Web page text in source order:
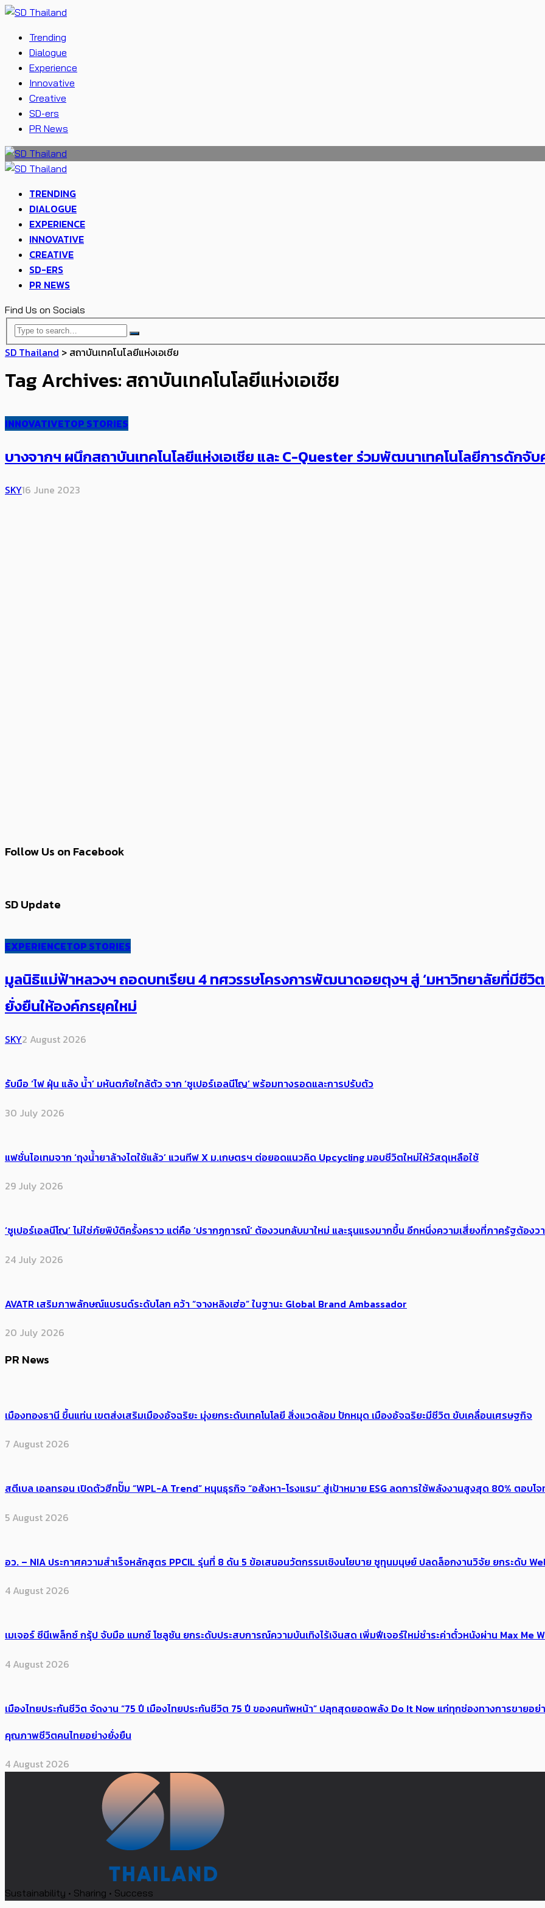
Trending
Dialogue
Experience
Innovative
Creative
SD-ers
PR News
TRENDING
DIALOGUE
EXPERIENCE
INNOVATIVE
CREATIVE
SD-ERS
PR NEWS
Find Us on Socials
SD Thailand > สถาบันเทคโนโลยีแห่งเอเชีย
Tag Archives: สถาบันเทคโนโลยีแห่งเอเชีย
INNOVATIVETOP STORIES
บางจากฯ ผนึก​สถาบันเทคโนโลยีแห่งเอเชีย และ C-Quester ร่วมพัฒนาเทคโนโลยีการดัก
SKY16 June 2023
Follow Us on Facebook
SD Update
EXPERIENCETOP STORIES
มูลนิธิแม่ฟ้าหลวงฯ ถอดบทเรียน 4 ทศวรรษโครงการพัฒนาดอยตุงฯ สู่ ‘มหาวิทยาลัยที่มีชี
ยั่งยืนให้องค์กรยุคใหม่
SKY2 August 2026
รับมือ ‘ไฟ ฝุ่น แล้ง น้ำ’ มหันตภัยใกล้ตัว จาก ‘ซูเปอร์เอลนีโญ’ พร้อมทางรอดและการปรับตัว
30 July 2026
แฟชั่นไอเทมจาก ‘ถุงน้ำยาล้างไตใช้แล้ว’ แวนทีฟ X ม.เกษตรฯ ต่อยอดแนวคิด Upcycling มอบชีวิตใหม่ให้วัสดุเหลือใช้
29 July 2026
‘ซูเปอร์เอลนีโญ’ ไม่ใช่ภัยพิบัติครั้งคราว แต่คือ ‘ปรากฏการณ์’ ​ต้อง​วนกลับมาใหม่ และรุนแรงมากขึ้น อีกหนึ่งความเสี่ยงที่ภาครัฐต้อง
24 July 2026
AVATR เสริมภาพลักษณ์แบรนด์ระดับโลก คว้า “จางหลิงเฮ่อ” ในฐานะ Global Brand Ambassador
20 July 2026
PR News
เมืองทองธานี ขึ้นแท่น เขตส่งเสริมเมืองอัจฉริยะ มุ่งยกระดับเทคโนโลยี สิ่งแวดล้อม ปักหมุด เมืองอัจฉริยะมีชีวิต ขับเคลื่อนเศรษฐกิจ
7 August 2026
สตีเบล เอลทรอน เปิดตัวฮีทปั๊ม “WPL-A Trend” หนุนธุรกิจ “อสังหา-โรงแรม” สู่เป้าหมาย ESG ลดการใช้พลังงานสูงสุด 80% ตอบโ
5 August 2026
อว. – NIA ประกาศความสำเร็จหลักสูตร PPCIL รุ่นที่ 8 ดัน 5 ข้อเสนอนวัตกรรมเชิงนโยบาย ชูทุนมนุษย์ ปลดล็อกงานวิจัย ยกระดับ
4 August 2026
เมเจอร์ ซีนีเพล็กซ์ กรุ้ป จับมือ แมกซ์ โซลูชัน ยกระดับประสบการณ์ความบันเทิงไร้เงินสด เพิ่มฟีเจอร์ใหม่ชำระค่าตั๋วหนังผ่าน Max
4 August 2026
เมืองไทยประกันชีวิต จัดงาน “75 ปี เมืองไทยประกันชีวิต 75 ปี ของคนทัพหน้า” ปลุกสุดยอดพลัง Do It Now แก่ทุกช่องทางการขาย
คุณภาพชีวิตคนไทยอย่างยั่งยืน
4 August 2026
Sustainability • Sharing • Success